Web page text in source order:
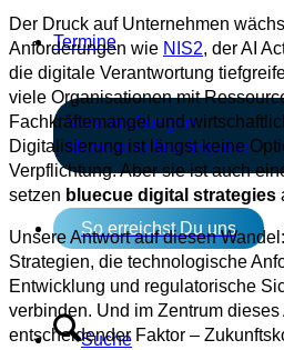
Termine
Veranstaltungen
bluecue online impulse
So erreichst Du uns
Suche
Der Druck auf Unternehmen
Anforderungen wie NIS2, der AI
die digitale Verantwortung
viele Organisationen mit
Fachkräftemangel und
Digitalisierung ist längst keine
Verpflichtung. Aber sie ist auch
setzen bluecue digital strategies
Unsere Antwort auf diesen
Strategien, die technologische
Entwicklung und regulatorische
verbinden. Und im Zentrum dieses
entscheidender Faktor –